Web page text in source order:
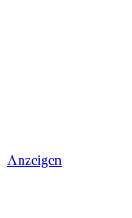
Anzeigen